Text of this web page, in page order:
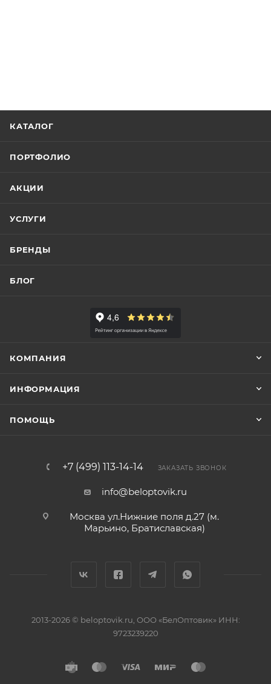
КАТАЛОГ
ПОРТФОЛИО
АКЦИИ
УСЛУГИ
БРЕНДЫ
БЛОГ
КОМПАНИЯ
ИНФОРМАЦИЯ
ПОМОЩЬ
+7 (499) 113-14-14 ЗАКАЗАТЬ ЗВОНОК
info@beloptovik.ru
Москва ул.Нижние поля д.27 (м.
Марьино, Братиславская)
2013-2026 © beloptovik.ru, ООО «БелОптовик» ИНН:
9723239220